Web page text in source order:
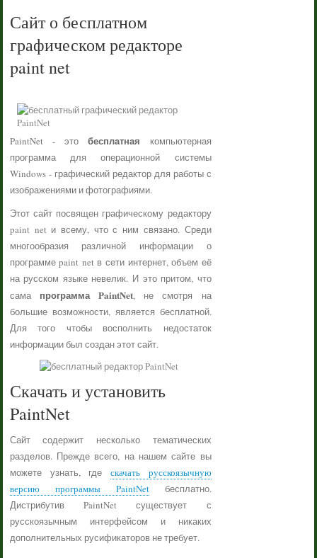
Сайт о бесплатном
графическом редакторе
paint net
PaintNet - этобесплатная компьютерная
программа для операционной системы
Windows - графический редактор для работы с
изображениями и фотографиями.
Этот сайт посвящен графическому редактору
paint net и всему, что с ним связано. Среди
многообразия различной информации о
программе paint net в сети интернет, объем её
на русском языке невелик. И это притом, что
сама программа PaintNet, не смотря на
большие возможности, является бесплатной.
Для того чтобы восполнить недостаток
информации был создан этот сайт.
Скачать и установить
PaintNet
Сайт содержит несколько тематических
разделов. Прежде всего, на нашем сайте вы
можете узнать, где скачать русскоязычную
версию программы PaintNetбесплатно.
Дистрибутив PaintNet существует с
русскоязычным интерфейсом и никаких
дополнительных русификаторов не требует.